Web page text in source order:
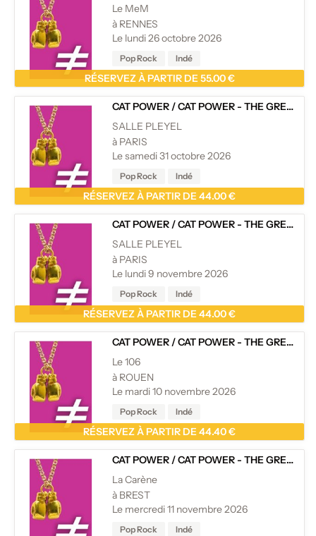
Le MeM
à RENNES
Le lundi 26 octobre 2026
Pop Rock Indé
RÉSERVEZ À PARTIR DE 55.00 €
CAT POWER /CAT POWER - THE GREATEST - 20TH ANNIVERSARY
SALLE PLEYEL
à PARIS
Le samedi 31 octobre 2026
Pop Rock Indé
RÉSERVEZ À PARTIR DE 44.00 €
CAT POWER /CAT POWER - THE GREATEST - 20TH ANNIVERSARY
SALLE PLEYEL
à PARIS
Le lundi 9 novembre 2026
Pop Rock Indé
RÉSERVEZ À PARTIR DE 44.00 €
CAT POWER /CAT POWER - THE GREATEST - 20TH ANNIVERSARY
Le 106
à ROUEN
Le mardi 10 novembre 2026
Pop Rock Indé
RÉSERVEZ À PARTIR DE 44.40 €
CAT POWER /CAT POWER - THE GREATEST - 20TH ANNIVERSARY
La Carène
à BREST
Le mercredi 11 novembre 2026
Pop Rock Indé